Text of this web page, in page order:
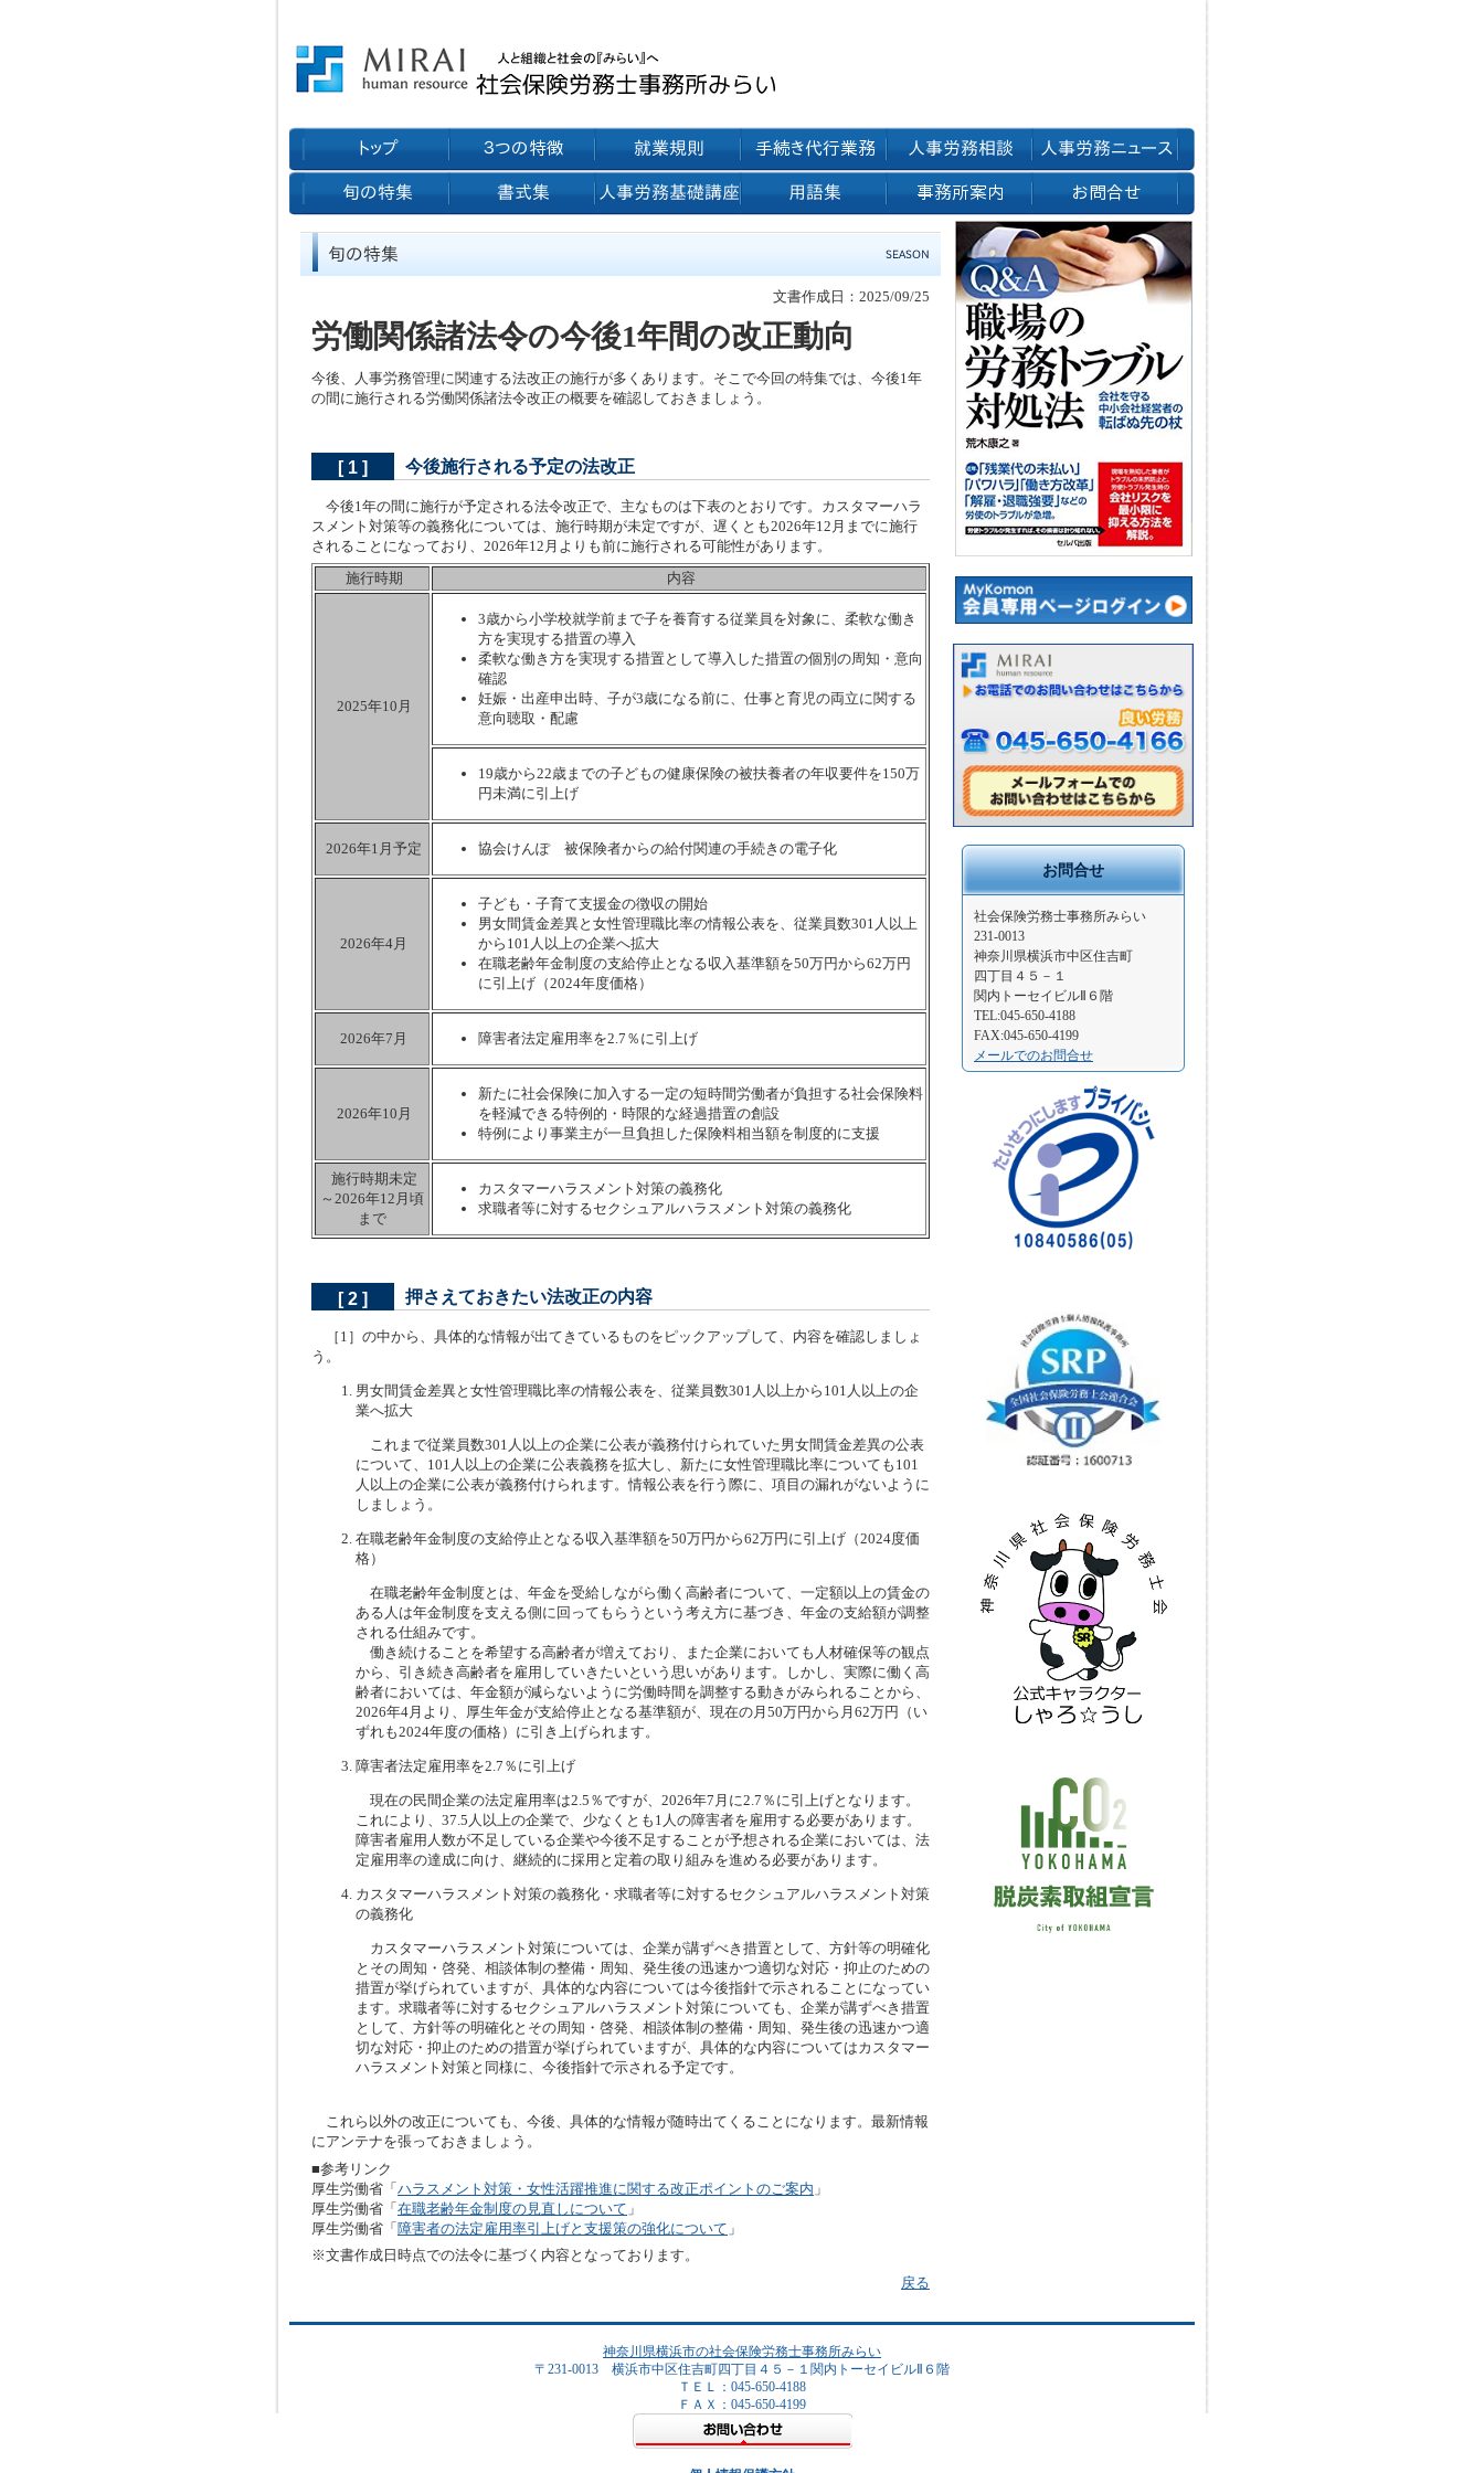
文書作成日：2025/09/25
労働関係諸法令の今後1年間の改正動向
今後、人事労務管理に関連する法改正の施行が多くあります。そこで今回の特集では、今後1年
の間に施行される労働関係諸法令改正の概要を確認しておきましょう。
[ 1 ] 今後施行される予定の法改正
今後1年の間に施行が予定される法令改正で、主なものは下表のとおりです。カスタマーハラ
スメント対策等の義務化については、施行時期が未定ですが、遅くとも2026年12月までに施行
されることになっており、2026年12月よりも前に施行される可能性があります。
施行時期
内容
2025年10月
3歳から小学校就学前まで子を養育する従業員を対象に、柔軟な働き
方を実現する措置の導入
柔軟な働き方を実現する措置として導入した措置の個別の周知・意向
確認
妊娠・出産申出時、子が3歳になる前に、仕事と育児の両立に関する
意向聴取・配慮
19歳から22歳までの子どもの健康保険の被扶養者の年収要件を150万
円未満に引上げ
2026年1月予定 協会けんぽ 被保険者からの給付関連の手続きの電子化
2026年4月
子ども・子育て支援金の徴収の開始
男女間賃金差異と女性管理職比率の情報公表を、従業員数301人以上
から101人以上の企業へ拡大
在職老齢年金制度の支給停止となる収入基準額を50万円から62万円
に引上げ（2024年度価格）
2026年7月 障害者法定雇用率を2.7％に引上げ
2026年10月
新たに社会保険に加入する一定の短時間労働者が負担する社会保険料
を軽減できる特例的・時限的な経過措置の創設
特例により事業主が一旦負担した保険料相当額を制度的に支援
施行時期未定
～2026年12月頃
まで
カスタマーハラスメント対策の義務化
求職者等に対するセクシュアルハラスメント対策の義務化
[ 2 ] 押さえておきたい法改正の内容
［1］の中から、具体的な情報が出てきているものをピックアップして、内容を確認しましょ
う。
男女間賃金差異と女性管理職比率の情報公表を、従業員数301人以上から101人以上の企
業へ拡大
これまで従業員数301人以上の企業に公表が義務付けられていた男女間賃金差異の公表
について、101人以上の企業に公表義務を拡大し、新たに女性管理職比率についても101
人以上の企業に公表が義務付けられます。情報公表を行う際に、項目の漏れがないように
しましょう。
在職老齢年金制度の支給停止となる収入基準額を50万円から62万円に引上げ（2024度価
格）
在職老齢年金制度とは、年金を受給しながら働く高齢者について、一定額以上の賃金の
ある人は年金制度を支える側に回ってもらうという考え方に基づき、年金の支給額が調整
される仕組みです。
働き続けることを希望する高齢者が増えており、また企業においても人材確保等の観点
から、引き続き高齢者を雇用していきたいという思いがあります。しかし、実際に働く高
齢者においては、年金額が減らないように労働時間を調整する動きがみられることから、
2026年4月より、厚生年金が支給停止となる基準額が、現在の月50万円から月62万円（い
ずれも2024年度の価格）に引き上げられます。
障害者法定雇用率を2.7％に引上げ
現在の民間企業の法定雇用率は2.5％ですが、2026年7月に2.7％に引上げとなります。
これにより、37.5人以上の企業で、少なくとも1人の障害者を雇用する必要があります。
障害者雇用人数が不足している企業や今後不足することが予想される企業においては、法
定雇用率の達成に向け、継続的に採用と定着の取り組みを進める必要があります。
カスタマーハラスメント対策の義務化・求職者等に対するセクシュアルハラスメント対策
の義務化
カスタマーハラスメント対策については、企業が講ずべき措置として、方針等の明確化
とその周知・啓発、相談体制の整備・周知、発生後の迅速かつ適切な対応・抑止のための
措置が挙げられていますが、具体的な内容については今後指針で示されることになってい
ます。求職者等に対するセクシュアルハラスメント対策についても、企業が講ずべき措置
として、方針等の明確化とその周知・啓発、相談体制の整備・周知、発生後の迅速かつ適
切な対応・抑止のための措置が挙げられていますが、具体的な内容についてはカスタマー
ハラスメント対策と同様に、今後指針で示される予定です。
これら以外の改正についても、今後、具体的な情報が随時出てくることになります。最新情報
にアンテナを張っておきましょう。
■参考リンク
厚生労働省「ハラスメント対策・女性活躍推進に関する改正ポイントのご案内 」
厚生労働省「在職老齢年金制度の見直しについて 」
厚生労働省「障害者の法定雇用率引上げと支援策の強化について 」
※文書作成日時点での法令に基づく内容となっております。
戻る
お問合せ
社会保険労務士事務所みらい
231-0013
神奈川県横浜市中区住吉町
四丁目４５－１
関内トーセイビルⅡ６階
TEL:045-650-4188
FAX:045-650-4199
メールでのお問合せ
神奈川県横浜市の社会保険労務士事務所みらい
〒231-0013 横浜市中区住吉町四丁目４５－１関内トーセイビルⅡ６階
ＴＥＬ：045-650-4188
ＦＡＸ：045-650-4199